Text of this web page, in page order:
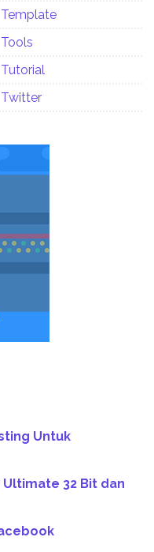
Template
Tools
Tutorial
Twitter
Untuk
32 Bit dan